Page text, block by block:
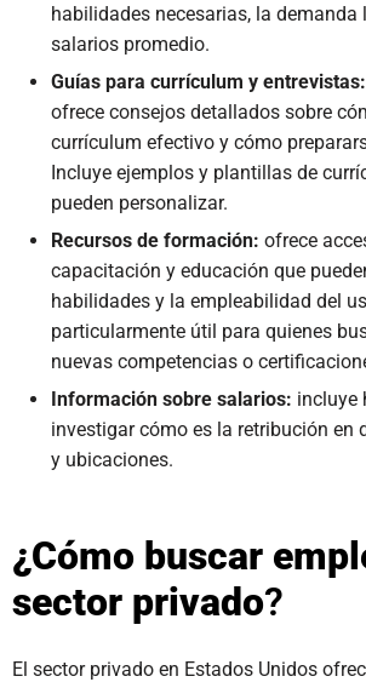
habilidades necesarias, la demanda
salarios promedio.
Guías para currículum y entrevistas:
ofrece consejos detallados sobre
currículum efectivo y cómo
Incluye ejemplos y plantillas de
pueden personalizar.
Recursos de formación: ofrece
capacitación y educación que
habilidades y la empleabilidad del
particularmente útil para quienes
nuevas competencias o
Información sobre salarios: incluye
investigar cómo es la retribución en
y ubicaciones.
¿Cómo buscar
sector privado?
El sector privado en Estados Unidos